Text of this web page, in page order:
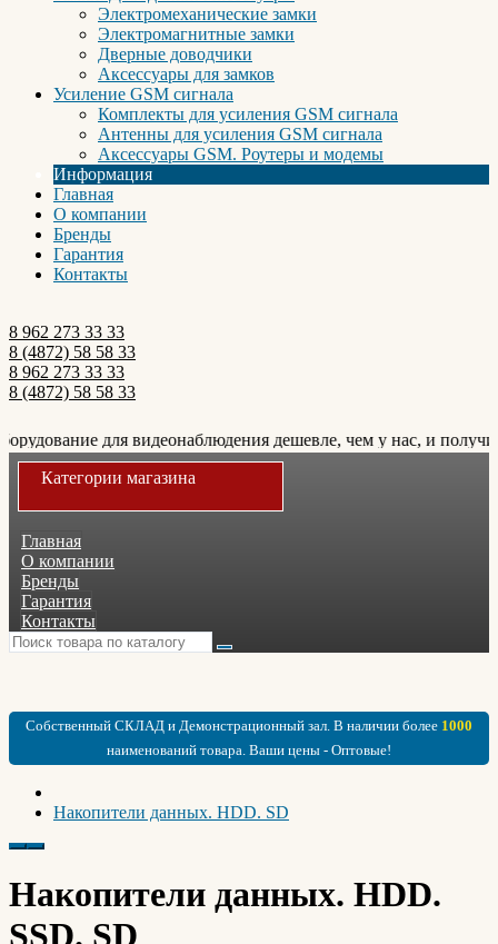
Электромеханические замки
Электромагнитные замки
Дверные доводчики
Аксессуары для замков
Усиление GSM сигнала
Комплекты для усиления GSM сигнала
Антенны для усиления GSM сигнала
Аксессуары GSM. Роутеры и модемы
Информация
Главная
О компании
Бренды
Гарантия
Контакты
8 962 273 33 33
8 (4872) 58 58 33
8 962 273 33 33
8 (4872) 58 58 33
для видеонаблюдения дешевле, чем у нас, и
Категории магазина
Главная
О компании
Бренды
Гарантия
Контакты
Собственный СКЛАД и Демонстрационный зал. В наличии более 1000
наименований товара. Ваши цены - Оптовые!
Накопители данных. HDD. SD
Накопители данных. HDD.
SSD. SD